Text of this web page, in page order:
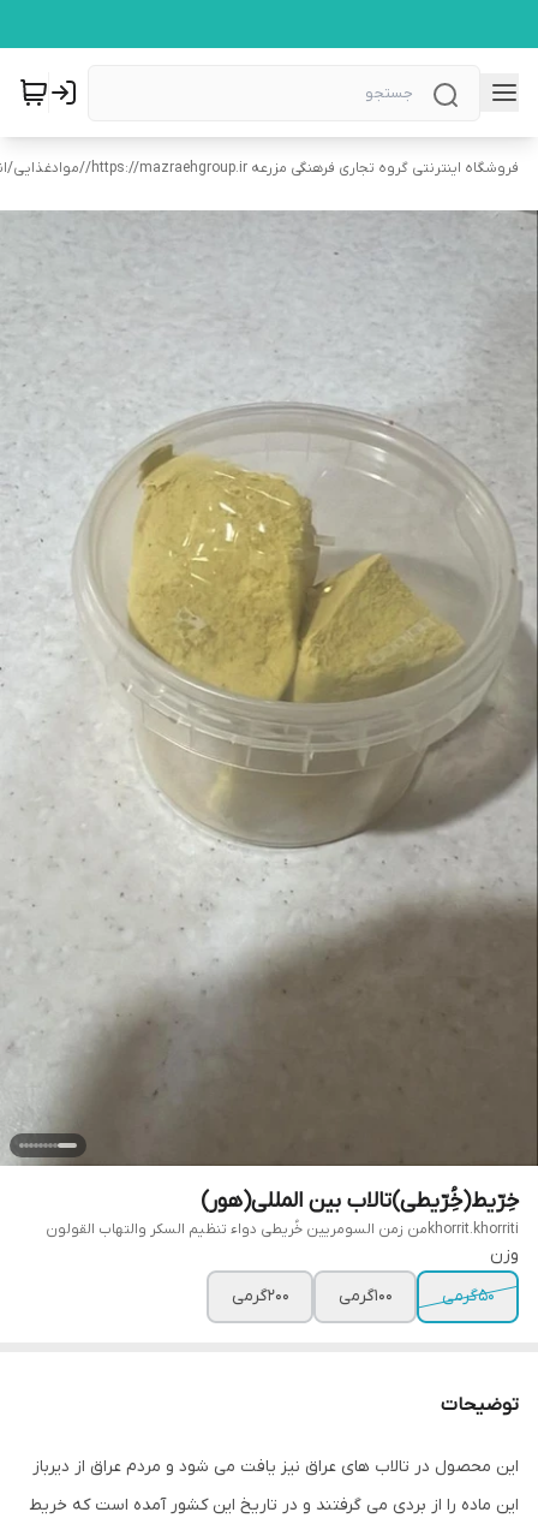
فروشگاه اینترنتی گروه تجاری فرهنگی مزرعه https://mazraehgroup.ir/ /موادغذایی/
خِرّیط(خُِرّیطی)تالاب بین المللی(هور)
khorrit.khorritiمن زمن السومریین خُریطی دواء تنظیم السکر والتهاب القولون
وزن
۵۰گرمی
۱۰۰گرمی ۲۰۰گرمی
توضیحات
این محصول در تالاب های عراق نیز یافت می شود و مردم عراق از دیرباز
این ماده را از بردی می گرفتند و در تاریخ این کشور آمده است که خریط